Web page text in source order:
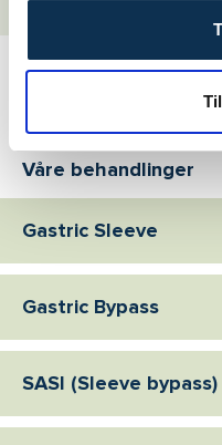
Se alle
Våre behandlinger
Gastric Sleeve
Gastric Bypass
SASI (Sleeve bypass)